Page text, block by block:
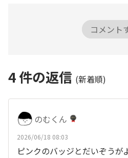
コメント
4件の返信 (新着順)
のむくん
2026/06/18 08:03
ピンクのバッジとだいぞうが